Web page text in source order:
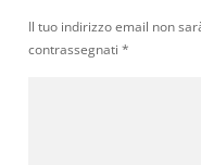
Il tuo indirizzo email non
contrassegnati *